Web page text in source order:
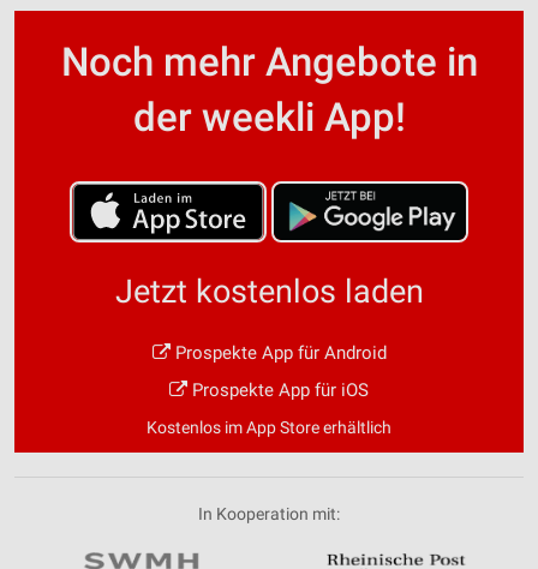
Noch mehr Angebote in
der weekli App!
Jetzt kostenlos laden
Prospekte App für Android
Prospekte App für iOS
Kostenlos im App Store erhältlich
In Kooperation mit: